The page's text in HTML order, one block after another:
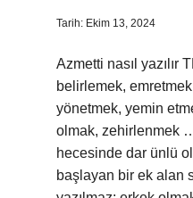
Tarih: Ekim 13, 2024
Azmetti nasıl yazılır
belirlemek,
yönetmek, yemin
olmak, zehirlenmek
hecesinde dar ünlü
başlayan bir ek alan